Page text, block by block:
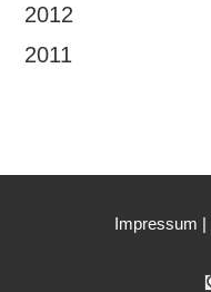
2012
2011
Impressum |